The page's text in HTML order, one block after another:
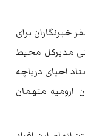
خبرنگاران برای
مدیرکل محیط
احیای دریاچه
ارومیه متهمان